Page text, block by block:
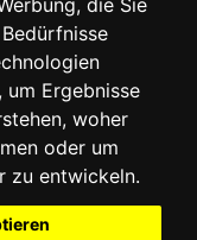
die Sie
Ergebnisse
woher
oder um
zu entwickeln.